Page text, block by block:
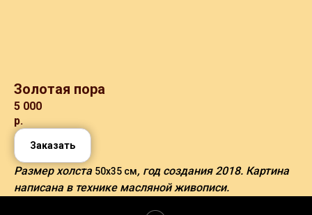
Золотая пора
5 000
р.
Заказать
Размер холста 50х35 см, год создания 2018. Картина
написана в технике масляной живописи.